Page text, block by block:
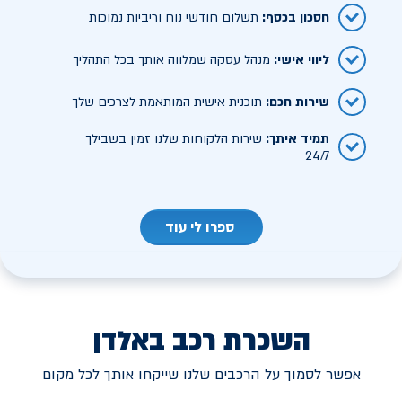
חסכון בכסף: תשלום חודשי נוח וריביות נמוכות
ליווי אישי: מנהל עסקה שמלווה אותך בכל התהליך
שירות חכם: תוכנית אישית המותאמת לצרכים שלך
תמיד איתך: שירות הלקוחות שלנו זמין בשבילך
24/7
ספרו לי עוד
השכרת רכב באלדן
אפשר לסמוך על הרכבים שלנו שייקחו אותך לכל מקום